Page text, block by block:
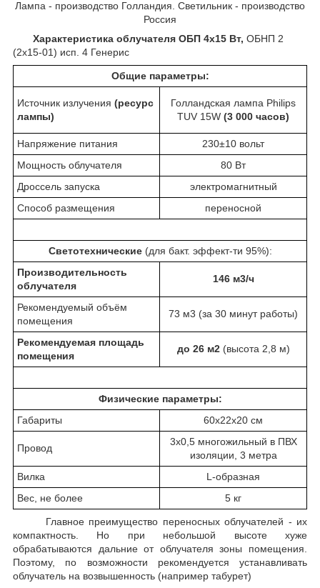
Лампа - производство Голландия. Светильник - производство
Россия
Характеристика облучателя ОБП 4х15 Вт, ОБНП 2
(2х15-01) исп. 4 Генерис
Общие параметры:
Источник излучения (ресурс
лампы)
Голландская лампа Philips
TUV 15W (3 000 часов)
Напряжение питания
230±10 вольт
Мощность облучателя
80 Вт
Дроссель запуска
электромагнитный
Способ размещения
переносной
Светотехнические (для бакт. эффект-ти 95%):
Производительность
облучателя
146 м3/ч
Рекомендуемый объём
помещения
73 м3 (за 30 минут работы)
Рекомендуемая площадь
помещения
до 26 м2(высота 2,8 м)
Физические параметры:
Габариты
60х22х20 см
Провод
3х0,5 многожильный в ПВХ
изоляции, 3 метра
Вилка
L-образная
Вес, не более
5 кг
Главное преимущество переносных облучателей - их
компактность. Но при небольшой высоте хуже
обрабатываются дальние от облучателя зоны помещения.
Поэтому, по возможности рекомендуется устанавливать
облучатель на возвышенность (например табурет)